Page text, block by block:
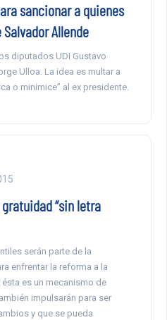
sancionar a quienes
Allende
diputados UDI Gustavo
Ulloa. La idea es multar a
o minimice” al ex presidente.
“sin letra
serán parte de la
enfrentar la reforma a la
es un mecanismo de
impulsarán para ser
y que se pueda